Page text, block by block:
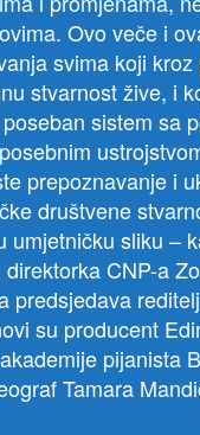
Ovo veče i
svima koji kroz
stvarnost žive, i
sistem sa
prepoznavanje i
društvene
umjetničku sliku –
CNP-a
predsjedava
su producent
pijanista
Tamara